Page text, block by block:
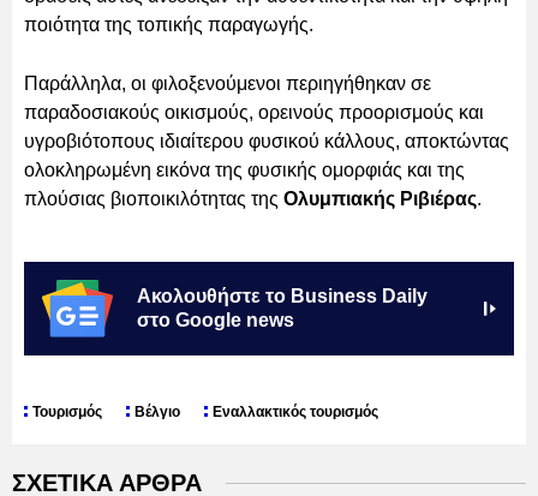
ποιότητα της τοπικής παραγωγής.
Παράλληλα, οι φιλοξενούμενοι περιηγήθηκαν σε
παραδοσιακούς οικισμούς, ορεινούς προορισμούς και
υγροβιότοπους ιδιαίτερου φυσικού κάλλους, αποκτώντας
ολοκληρωμένη εικόνα της φυσικής ομορφιάς και της
πλούσιας βιοποικιλότητας της Ολυμπιακής Ριβιέρας.
Ακολουθήστε το Business Daily
στο Google news
Τουρισμός Βέλγιο Εναλλακτικός τουρισμός
ΣΧΕΤΙΚΑ ΑΡΘΡΑ